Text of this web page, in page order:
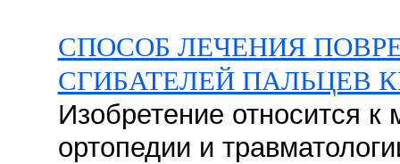
СПОСОБ ЛЕЧЕНИЯ
СГИБАТЕЛЕЙ ПАЛЬЦЕВ
Изобретение относится
ортопедии и